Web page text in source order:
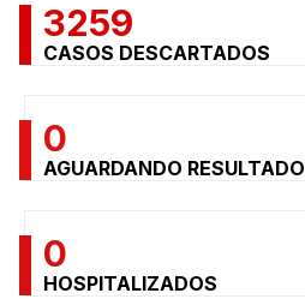
3259
CASOS DESCARTADOS
0
AGUARDANDO RESULTADO
0
HOSPITALIZADOS